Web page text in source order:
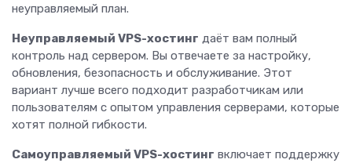
неуправляемый план.
Неуправляемый VPS-хостинг даёт вам полный
контроль над сервером. Вы отвечаете за настройку,
обновления, безопасность и обслуживание. Этот
вариант лучше всего подходит разработчикам или
пользователям с опытом управления серверами, которые
хотят полной гибкости.
Самоуправляемый VPS-хостинг включает поддержку